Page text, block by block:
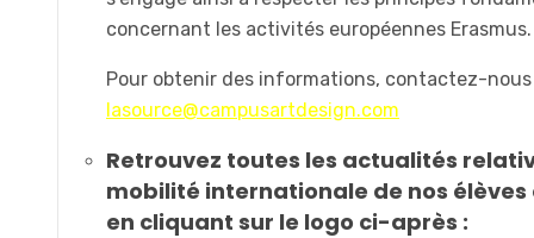
concernant les activités européennes Erasmus.
Pour obtenir des informations, contactez-
lasource@campusartdesign.com
Retrouvez toutes les actualités
mobilité internationale de nos
en cliquant sur le logo ci-après :